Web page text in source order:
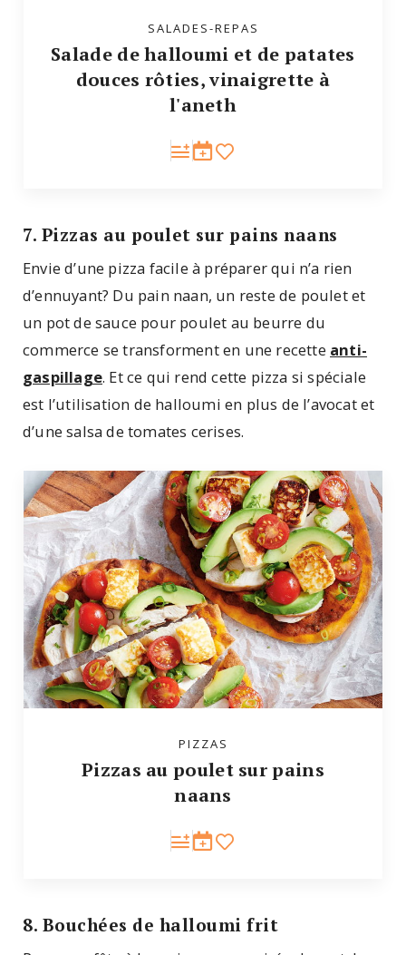
SALADES-REPAS
Salade de halloumi et de patates
douces rôties, vinaigrette à
l'aneth
7. Pizzas au poulet sur pains naans
Envie d’une pizza facile à préparer qui n’a rien
d’ennuyant? Du pain naan, un reste de poulet et
un pot de sauce pour poulet au beurre du
commerce se transforment en une recette anti-
gaspillage. Et ce qui rend cette pizza si spéciale
est l’utilisation de halloumi en plus de l’avocat et
d’une salsa de tomates cerises.
PIZZAS
Pizzas au poulet sur pains
naans
8. Bouchées de halloumi frit